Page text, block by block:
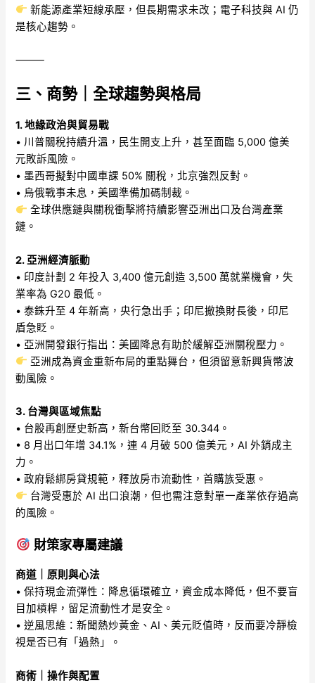
新能源產業短線承壓，但長期需求未改；電子科技與 AI 仍
是核心趨勢。
⸻
三、商勢｜全球趨勢與格局
1. 地緣政治與貿易戰
• 川普關稅持續升溫，民生開支上升，甚至面臨 5,000 億美
元敗訴風險。
• 墨西哥擬對中國車課 50% 關稅，北京強烈反對。
• 烏俄戰事未息，美國準備加碼制裁。
全球供應鏈與關稅衝擊將持續影響亞洲出口及台灣產業
鏈。
2. 亞洲經濟脈動
• 印度計劃 2 年投入 3,400 億元創造 3,500 萬就業機會，失
業率為 G20 最低。
• 泰銖升至 4 年新高，央行急出手；印尼撤換財長後，印尼
盾急貶。
• 亞洲開發銀行指出：美國降息有助於緩解亞洲關稅壓力。
亞洲成為資金重新布局的重點舞台，但須留意新興貨幣波
動風險。
3. 台灣與區域焦點
• 台股再創歷史新高，新台幣回貶至 30.344。
• 8 月出口年增 34.1%，連 4 月破 500 億美元，AI 外銷成主
力。
• 政府鬆綁房貸規範，釋放房市流動性，首購族受惠。
台灣受惠於 AI 出口浪潮，但也需注意對單一產業依存過高
的風險。
財策家專屬建議
商道｜原則與心法
• 保持現金流彈性：降息循環確立，資金成本降低，但不要盲
目加槓桿，留足流動性才是安全。
• 逆風思維：新聞熱炒黃金、AI、美元貶值時，反而要冷靜檢
視是否已有「過熱」。
商術｜操作與配置